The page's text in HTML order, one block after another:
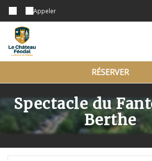
Appeler
RÉSERVER
Spectacle du
Berthe